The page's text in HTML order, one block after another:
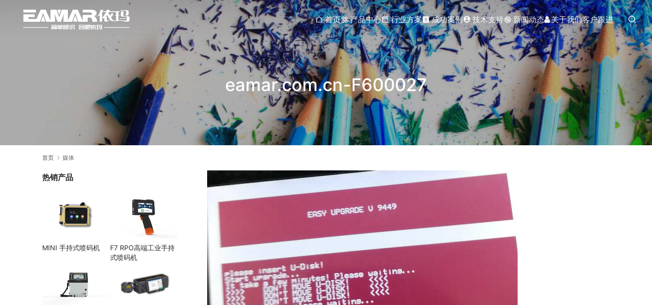
首页 产品中心 行业方案 成功案例 技术支持 新闻动态 关于我们客户跟进
eamar.com.cn-F600027
首页 媒体
热销产品
MINI 手持式喷码机
F7 RPO高端工业手持
式喷码机